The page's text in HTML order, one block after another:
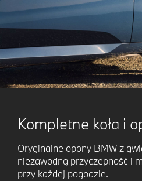
Kompletne koła i
Oryginalne opony BMW z
niezawodną przyczepność i
przy każdej pogodzie.